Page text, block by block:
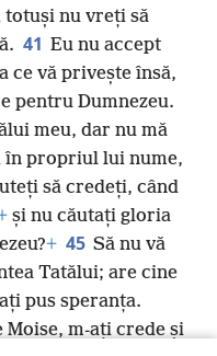
totuși nu vreți să
41 Eu nu accept
ce vă privește însă,
pentru Dumnezeu.
meu, dar nu mă
în propriul lui nume,
să credeți, când
și nu căutați gloria
+ 45 Să nu vă
Tatălui; are cine
pus speranța.
Moise, m-ați crede și